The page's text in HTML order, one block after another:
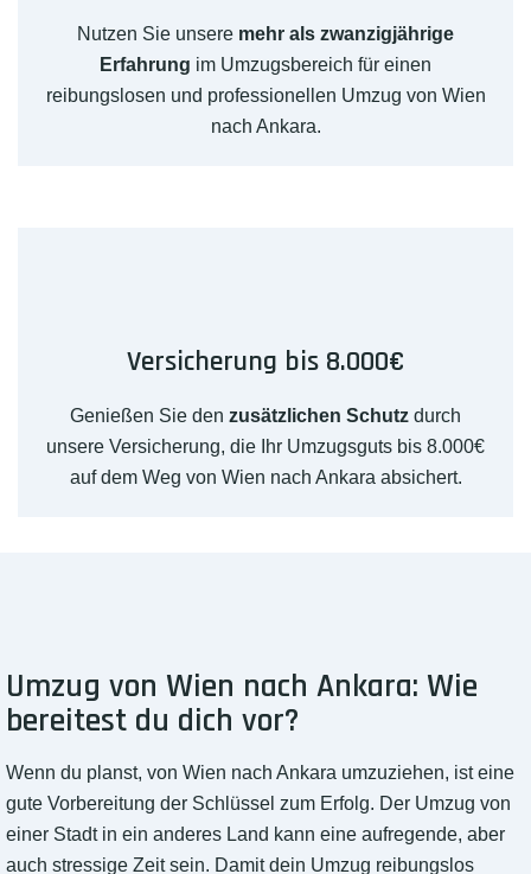
Nutzen Sie unsere mehr als zwanzigjährige
Erfahrung im Umzugsbereich für einen
reibungslosen und professionellen Umzug von Wien
nach Ankara.
Versicherung bis 8.000€
Genießen Sie den zusätzlichen Schutz durch
unsere Versicherung, die Ihr Umzugsguts bis 8.000€
auf dem Weg von Wien nach Ankara absichert.
Umzug von Wien nach Ankara: Wie
bereitest du dich vor?
Wenn du planst, von Wien nach Ankara umzuziehen, ist eine
gute Vorbereitung der Schlüssel zum Erfolg. Der Umzug von
einer Stadt in ein anderes Land kann eine aufregende, aber
auch stressige Zeit sein. Damit dein Umzug reibungslos